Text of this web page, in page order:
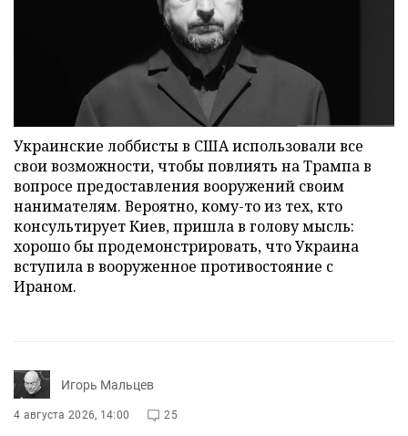
Украинские лоббисты в США использовали все
свои возможности, чтобы повлиять на Трампа в
вопросе предоставления вооружений своим
нанимателям. Вероятно, кому-то из тех, кто
консультирует Киев, пришла в голову мысль:
хорошо бы продемонстрировать, что Украина
вступила в вооруженное противостояние с
Ираном.
Игорь Мальцев
4 августа 2026, 14:00 25